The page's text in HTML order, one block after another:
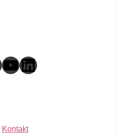
YouTube
LinkedIn
Kontakt